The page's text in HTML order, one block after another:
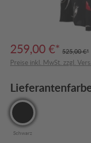
259,00 €* 525,00 €*
Preise inkl. MwSt. zzgl.
Schwarz